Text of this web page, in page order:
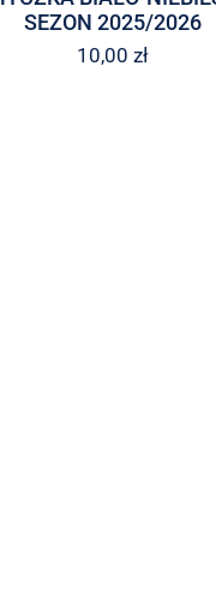
SEZON 2025/2026
10,00zł